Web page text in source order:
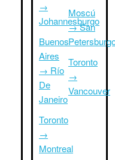
→
Johannesburgo
Buenos
Aires
→ Río
De
Janeiro
Toronto
→
Montreal
Moscú
→ San
Toronto
→
Vancouver